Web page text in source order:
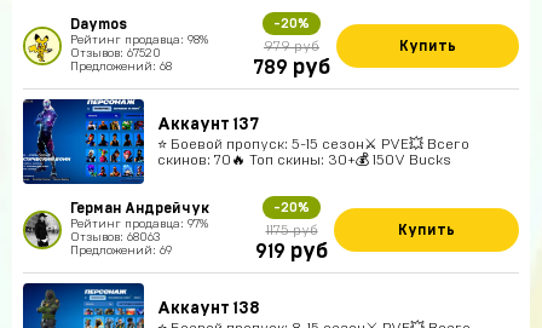
Daymos
Рейтинг продавца: 98%
Отзывов: 67520
Предложений: 68
-20%
979 руб
789 руб
Купить
Аккаунт 137
⭐️ Боевой пропуск: 5-15 сезон⚔️ PVE💥 Всего
скинов: 70🔥 Топ скины: 30+💰 150V Bucks
Герман Андрейчук
Рейтинг продавца: 97%
Отзывов: 68063
Предложений: 69
-20%
1175 руб
919 руб
Купить
Аккаунт 138